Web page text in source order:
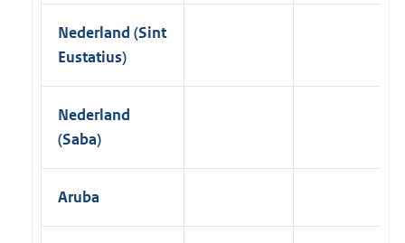
Nederland (Sint
Eustatius)
Nederland
(Saba)
Aruba